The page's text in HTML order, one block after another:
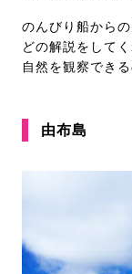
のんびり船から
どの解説をして
自然を観察でき
由布島